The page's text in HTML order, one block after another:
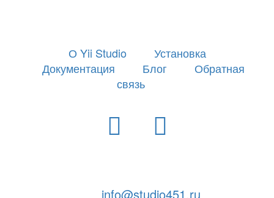
О Yii Studio
Установка
Документация
Блог
Обратная
связь
info@studio451.ru